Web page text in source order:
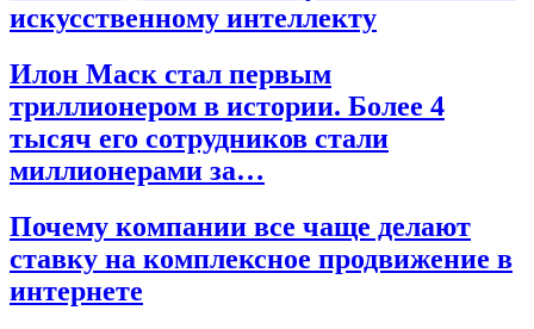
искусственному интеллекту
Илон Маск стал первым
триллионером в истории. Более 4
тысяч его сотрудников стали
миллионерами за…
Почему компании все чаще делают
ставку на комплексное продвижение в
интернете